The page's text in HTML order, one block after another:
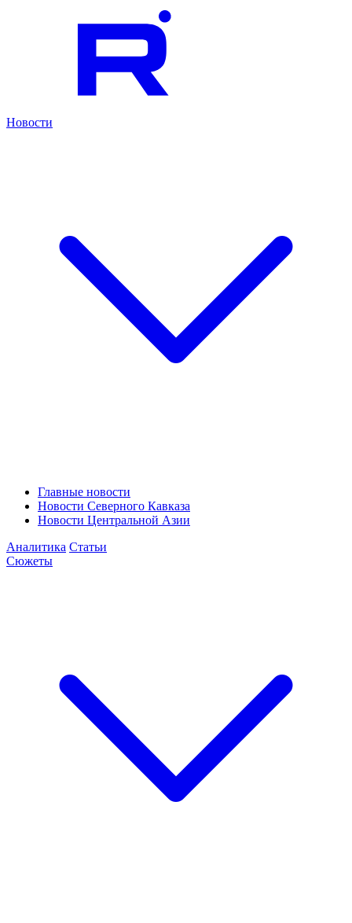
Новости
Главные новости
Новости Северного Кавказа
Новости Центральной Азии
Аналитика Статьи
Сюжеты